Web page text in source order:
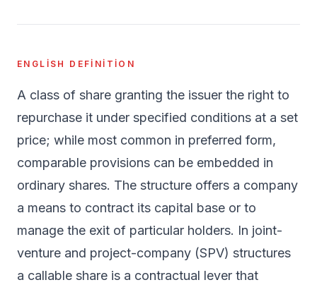
ENGLISH DEFINITION
A class of share granting the issuer the right to
repurchase it under specified conditions at a set
price; while most common in preferred form,
comparable provisions can be embedded in
ordinary shares. The structure offers a company
a means to contract its capital base or to
manage the exit of particular holders. In joint-
venture and project-company (SPV) structures
a callable share is a contractual lever that